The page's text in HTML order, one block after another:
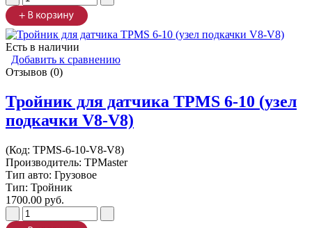
Есть в наличии
Добавить к сравнению
Отзывов (0)
Тройник для датчика TPMS 6-10 (узел
подкачки V8-V8)
(Код: TPMS-6-10-V8-V8)
Производитель: TPMaster
Тип авто: Грузовое
Тип: Тройник
1700.00 руб.